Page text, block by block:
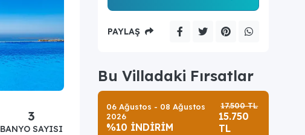
3
BANYO SAYISI
PAYLAŞ
Bu Villadaki Fırsatlar
06 Ağustos - 08 Ağustos
2026
%10 İNDİRİM
17.500 TL
15.750
TL